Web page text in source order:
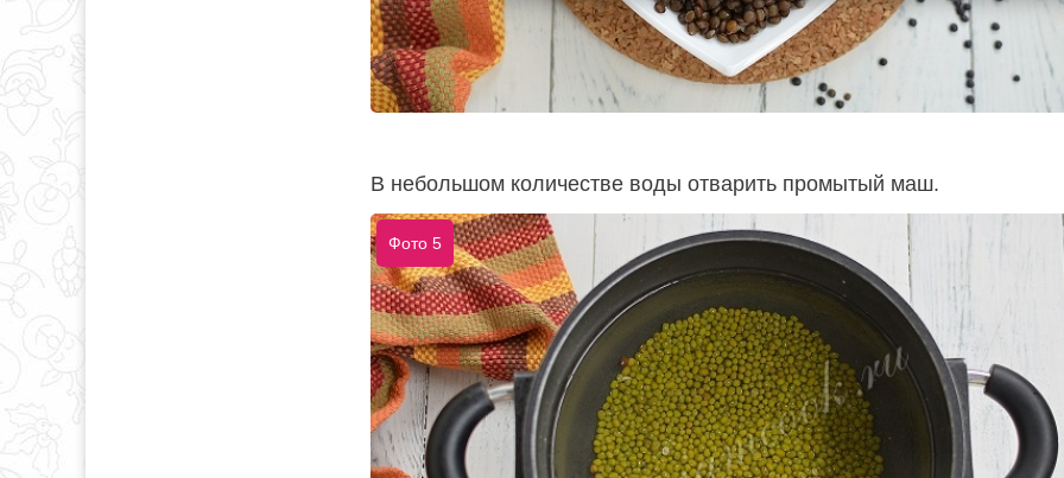
В небольшом количестве воды отварить промытый маш.
Фото 5